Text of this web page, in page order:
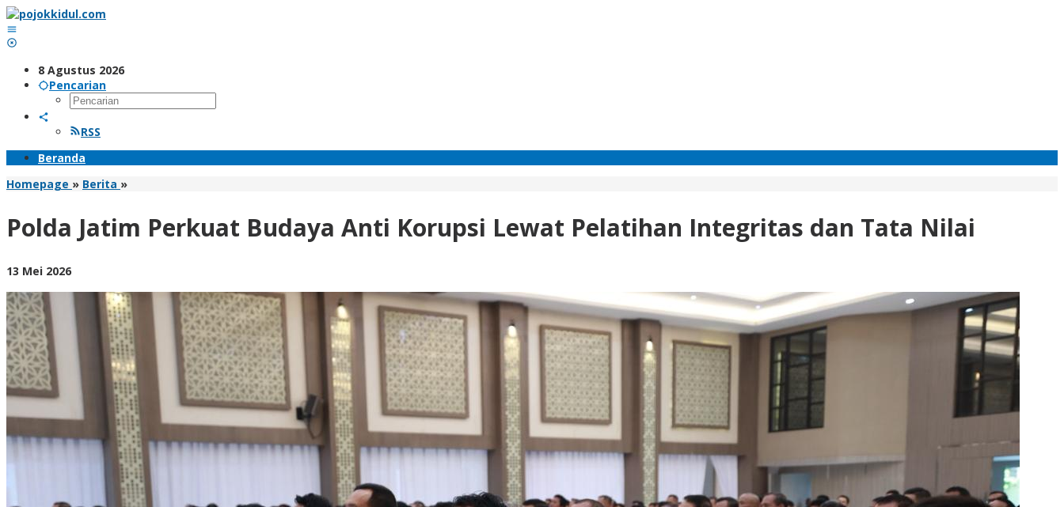
Lewati
ke
konten
8 Agustus 2026
Pencarian
RSS
Beranda
Homepage » Berita »Polda
Budaya
Pelatihan
Integritas
dan
Tata
Nilai
Polda Jatim Perkuat Budaya Anti Korupsi Lewat Pelatihan Integritas dan Tata Nilai
13 Mei 2026oleh